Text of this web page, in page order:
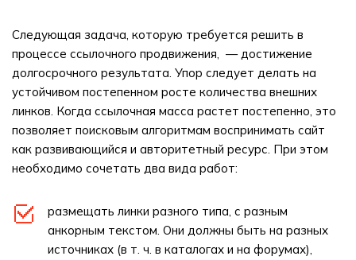
Следующая задача, которую требуется решить в
процессе ссылочного продвижения, — достижение
долгосрочного результата. Упор следует делать на
устойчивом постепенном росте количества внешних
линков. Когда ссылочная масса растет постепенно, это
позволяет поисковым алгоритмам воспринимать сайт
как развивающийся и авторитетный ресурс. При этом
необходимо сочетать два вида работ:
размещать линки разного типа, с разным
анкорным текстом. Они должны быть на разных
источниках (в т. ч. в каталогах и на форумах),